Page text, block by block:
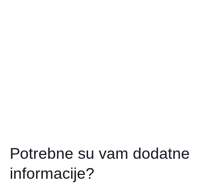
Potrebne su vam dodatne
informacije?